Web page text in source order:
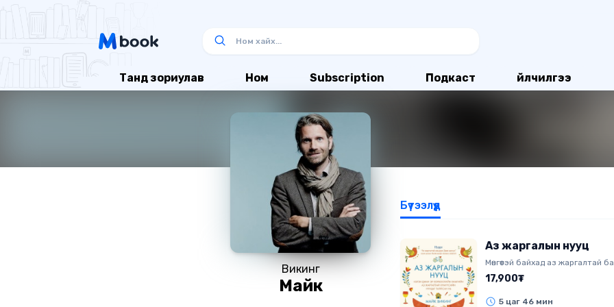
Танд зориулав Ном Subscription Подкаст Үйлчилгээ
Викинг
Майк
Бүтээлүүд
Аз жаргалын нууц
Мөнгөтэй байхад аз жаргалтай
эндүүрэх хүмүүс олонтой.
байгуулсан Майк Викинг АЗ
17,900₮
5 цаг 46 мин